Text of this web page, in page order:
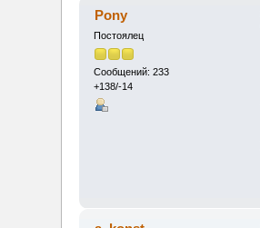
Pony
Постоялец
Сообщений: 233
+138/-14